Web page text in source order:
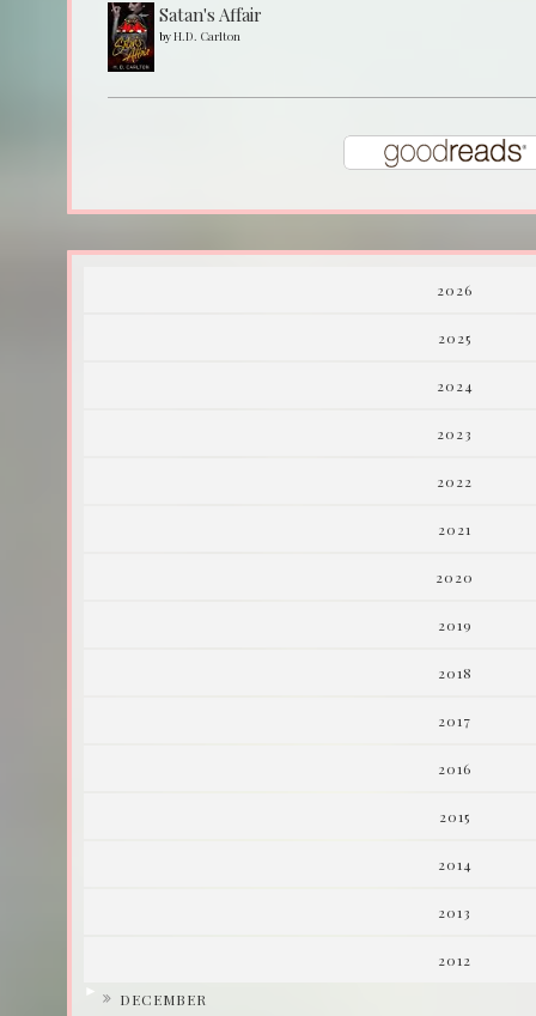
Satan's Affair
byH.D. Carlton
2026
2025
2024
2023
2022
2021
2020
2019
2018
2017
2016
2015
2014
2013
2012
► DECEMBER